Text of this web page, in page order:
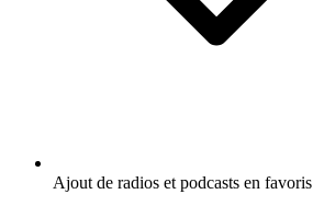
Ajout de radios et podcasts en favoris